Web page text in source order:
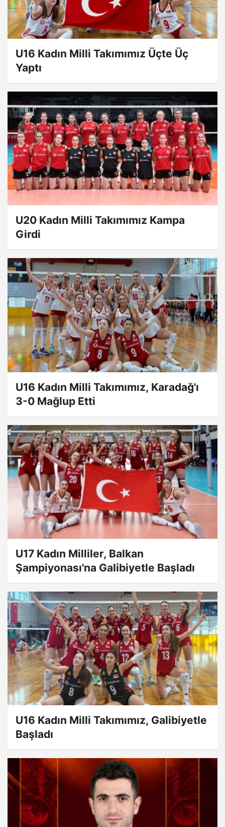
U16 Kadın Milli Takımımız Üçte Üç
Yaptı
U20 Kadın Milli Takımımız Kampa
Girdi
U16 Kadın Milli Takımımız, Karadağ'ı
3-0 Mağlup Etti
U17 Kadın Milliler, Balkan
Şampiyonası'na Galibiyetle Başladı
U16 Kadın Milli Takımımız, Galibiyetle
Başladı